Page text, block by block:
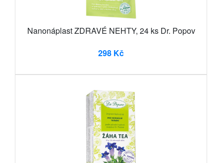
Nanonáplast ZDRAVÉ NEHTY, 24 ks Dr. Popov
298 Kč